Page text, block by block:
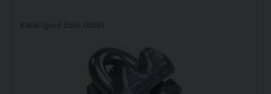
Katalogové číslo: 00563